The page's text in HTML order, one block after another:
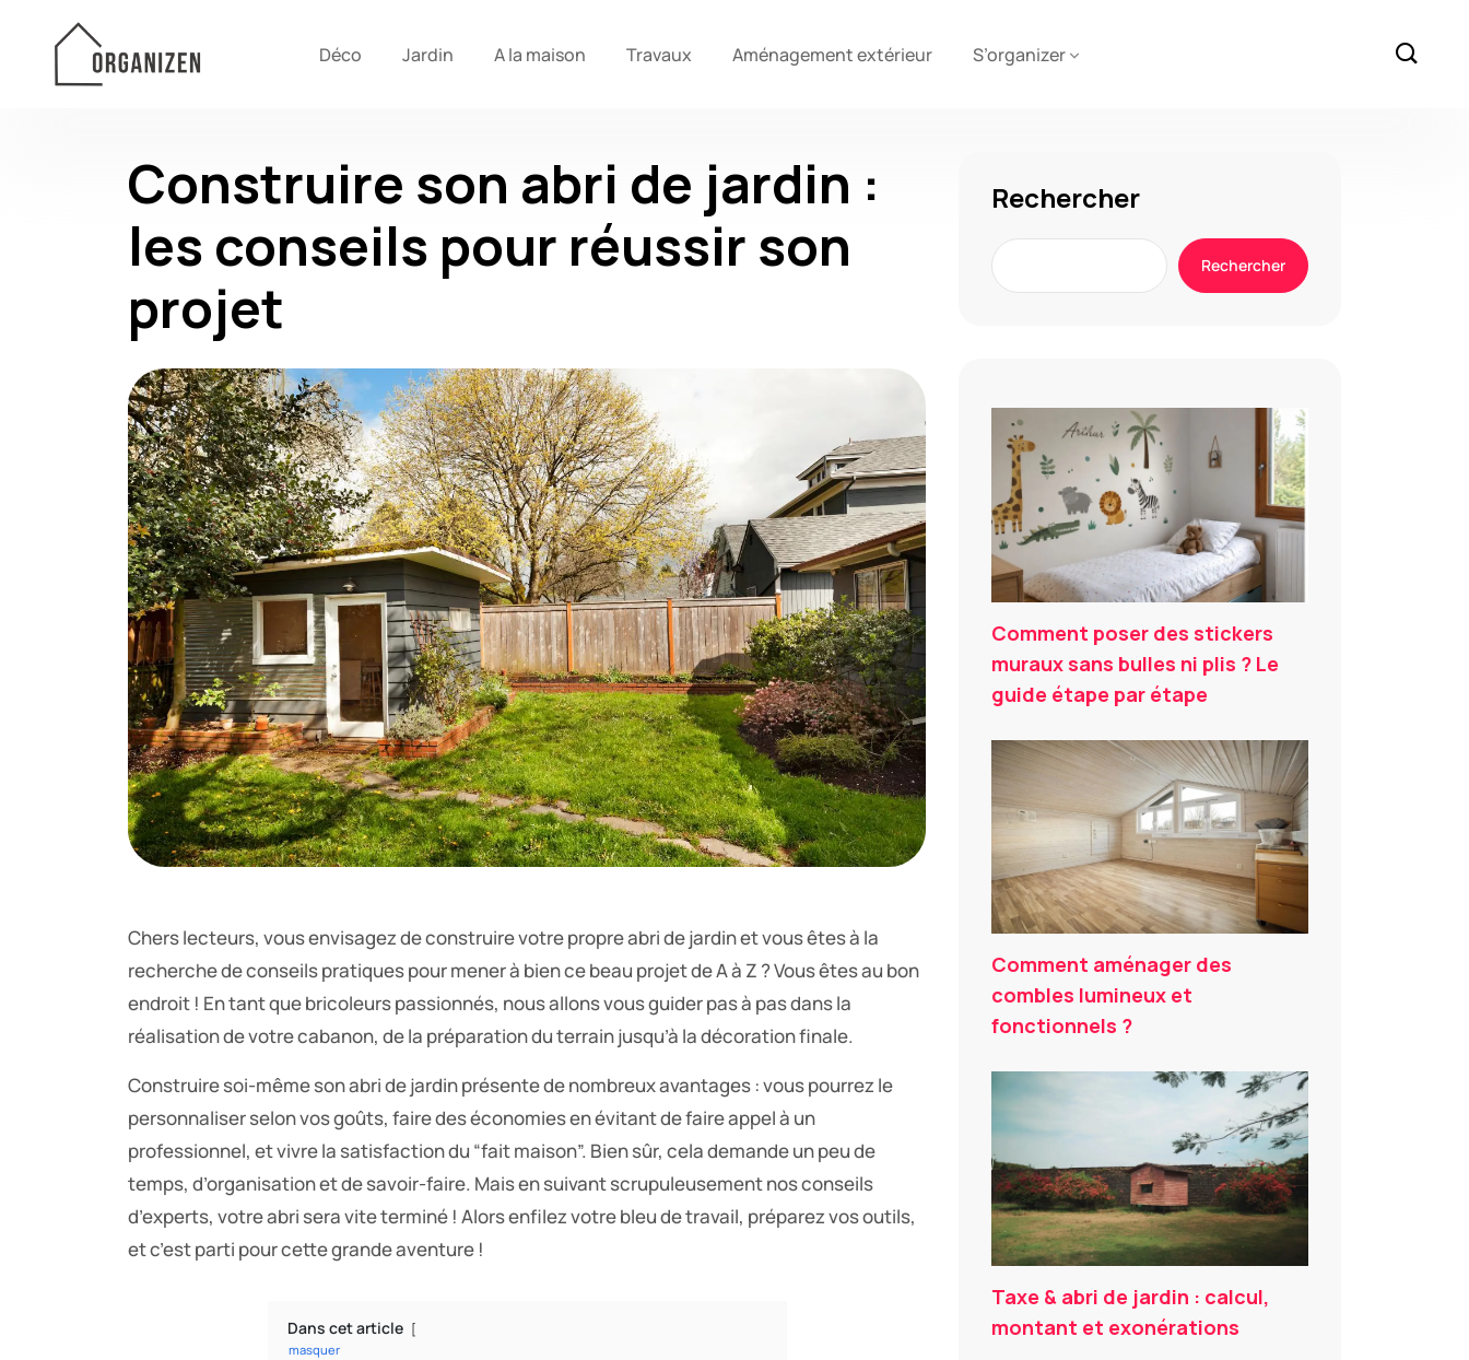
Déco Jardin A la maison Travaux Aménagement extérieur S’organizer
Construire son abri de jardin :
les conseils pour réussir son
projet
Chers lecteurs, vous envisagez de construire votre propre abri de jardin et vous êtes à la
recherche de conseils pratiques pour mener à bien ce beau projet de A à Z ? Vous êtes au bon
endroit ! En tant que bricoleurs passionnés, nous allons vous guider pas à pas dans la
réalisation de votre cabanon, de la préparation du terrain jusqu’à la décoration finale.
Construire soi-même son abri de jardin présente de nombreux avantages : vous pourrez le
personnaliser selon vos goûts, faire des économies en évitant de faire appel à un
professionnel, et vivre la satisfaction du “fait maison”. Bien sûr, cela demande un peu de
temps, d’organisation et de savoir-faire. Mais en suivant scrupuleusement nos conseils
d’experts, votre abri sera vite terminé ! Alors enfilez votre bleu de travail, préparez vos outils,
et c’est parti pour cette grande aventure !
Dans cet article
masquer
Rechercher
Rechercher
Comment poser des stickers
muraux sans bulles ni plis ? Le
guide étape par étape
Comment aménager des
combles lumineux et
fonctionnels ?
Taxe & abri de jardin : calcul,
montant et exonérations